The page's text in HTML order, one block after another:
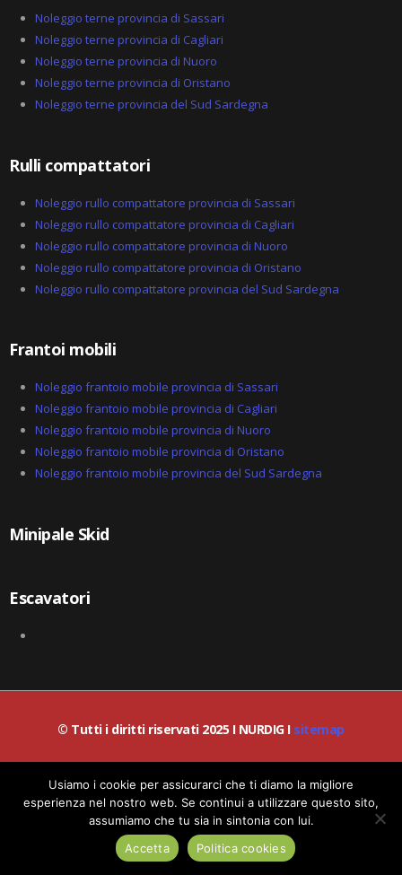
r
k
d
-
a
Noleggio terne provincia di Sassari
Noleggio terne provincia di Cagliari
Noleggio terne provincia di Nuoro
Noleggio terne provincia di Oristano
Noleggio terne provincia del Sud Sardegna
Rulli compattatori
Noleggio rullo compattatore provincia di Sassari
Noleggio rullo compattatore provincia di Cagliari
Noleggio rullo compattatore provincia di Nuoro
Noleggio rullo compattatore provincia di Oristano
Noleggio rullo compattatore provincia del Sud Sardegna
Frantoi mobili
Noleggio frantoio mobile provincia di Sassari
Noleggio frantoio mobile provincia di Cagliari
Noleggio frantoio mobile provincia di Nuoro
Noleggio frantoio mobile provincia di Oristano
Noleggio frantoio mobile provincia del Sud Sardegna
Minipale Skid
Escavatori
© Tutti i diritti riservati 2025 I NURDIG I sitemap
© Lead-IA S.r.l. I P.IVA / C.F.: 06387200659
Politica dei Cookies|Politica Privacy
Usiamo i cookie per assicurarci che ti diamo la migliore
esperienza nel nostro web. Se continui a utilizzare questo sito,
assumiamo che tu sia in sintonia con lui.
Accetta
Politica cookies
Richiedi informazioni!